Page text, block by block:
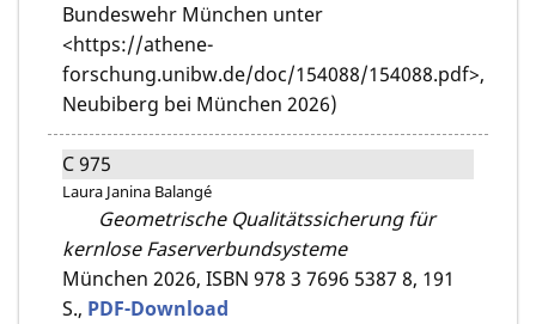
Bundeswehr München unter
<https://athene-
forschung.unibw.de/doc/154088/154088.pdf>,
Neubiberg bei München 2026)
C 975
Laura Janina Balangé
Geometrische Qualitätssicherung für
kernlose Faserverbundsysteme
München 2026, ISBN 978 3 7696 5387 8, 191
S., PDF-Download